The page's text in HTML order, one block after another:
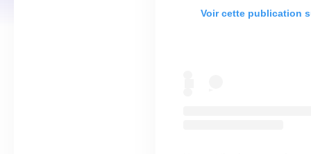
Voir cette publication